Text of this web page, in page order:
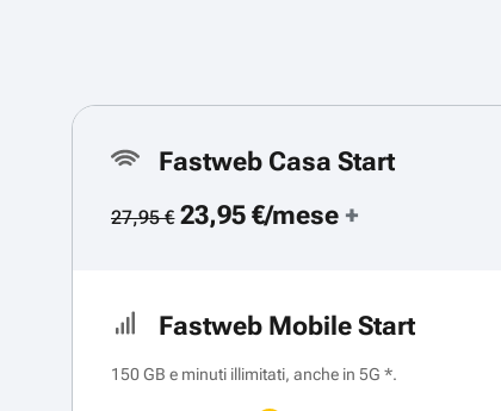
Fastweb Casa Start
27,95 €23,95 €/mese +
Fastweb Mobile Start
150 GB e minuti illimitati, anche in 5G *.